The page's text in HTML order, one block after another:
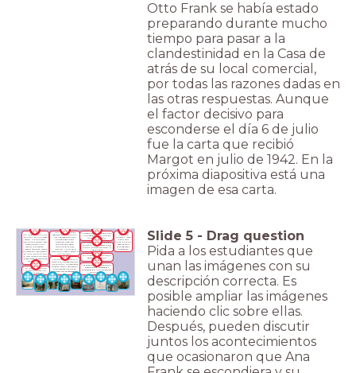
Otto Frank se había estado
preparando durante mucho
tiempo para pasar a la
clandestinidad en la Casa de
atrás de su local comercial,
por todas las razones dadas en
las otras respuestas. Aunque
el factor decisivo para
esconderse el día 6 de julio
fue la carta que recibió
Margot en julio de 1942. En la
próxima diapositiva está una
imagen de esa carta.
Los niños judíos,<u> a
partir del 1 de septiembre
de 1941</u>, únicamente
pueden recibir educación
de docentes judíos en
escuelas judías separadas.
El <u>3 de
junio de
1945</u>, Otto
Frank es el
único de los 8
escondidos
que regresa a
Ámsterdam.
Las personas escondidas son
descubiertas, arrestadas y
encarceladas el <u>4 de agosto
de 1944</u>.
<u>A partir de julio de
1941</u>, en los Países
Bajos, los primeros
judíos comienzan a ser
citados para ir a un
campo de trabajo.
Margot también recibe
una carta con esa citación
en julio de 1942, por
lo cual la familia Frank
decide esconderse antes
de lo previsto.
La familia Van Pels se muda
a la Casa de atrás el <u>13 de
julio de 1942</u>.
<u>A partir del 15 de
septiembre de 1941</u>,
los lugares públicos
(clubes deportivos,
piscinas, parques,
zoológicos) están
«prohibidos para
judíos». Ya no se le
permite a Margot asistir al
club de remo.
El <u>16 de noviembre de
1942</u>, Fritz Pfeffer fue el
último que se oculta en la
Casa de atrás.
El <u>6 de julio de
1942</u>, la familia
Frank se esconde.
Slide 5 - Drag question
Pida a los estudiantes que
unan las imágenes con su
descripción correcta. Es
posible ampliar las imágenes
haciendo clic sobre ellas.
Después, pueden discutir
juntos los acontecimientos
que ocasionaron que Ana